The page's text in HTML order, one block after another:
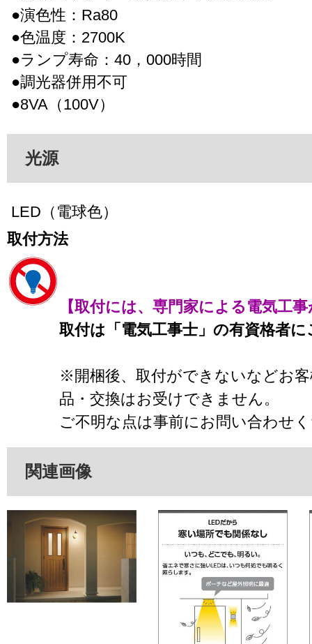
●演色性：Ra80
●色温度：2700K
●ランプ寿命：40，000時間
●調光器併用不可
●8VA（100V）
光源
LED（電球色）
取付方法
【取付には、専門家による電気工
取付は「電気工事士」の有資格者
※開梱後、取付ができないなどお
品・交換はお受けできません。
ご不明な点は事前にお問い合わせ
関連画像